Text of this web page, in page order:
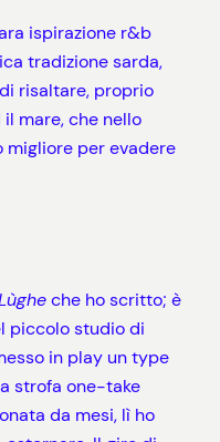
ispirazione r&b
tradizione sarda,
risaltare, proprio
mare, che nello
per evadere
che ho scritto; è
piccolo studio di
in play un type
strofa one-take
da mesi, lì ho